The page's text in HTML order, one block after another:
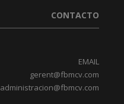
CONTACTO
EMAIL
gerent@fbmcv.com
administracion@fbmcv.com